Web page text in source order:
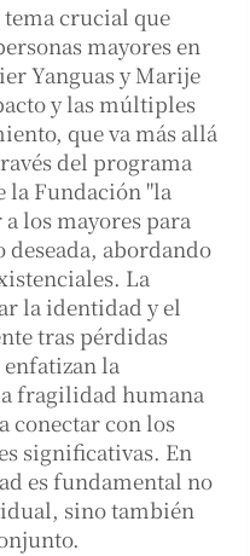
tema crucial que
mayores en
Yanguas y Marije
y las múltiples
que va más allá
del programa
la Fundación "la
los mayores para
deseada, abordando
La
la identidad y el
tras pérdidas
la
fragilidad humana
conectar con los
significativas. En
es fundamental no
sino también